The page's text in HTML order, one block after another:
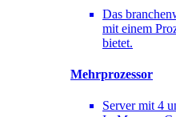
Das
mit einem
bietet.
Mehrprozessor
Server mit 4